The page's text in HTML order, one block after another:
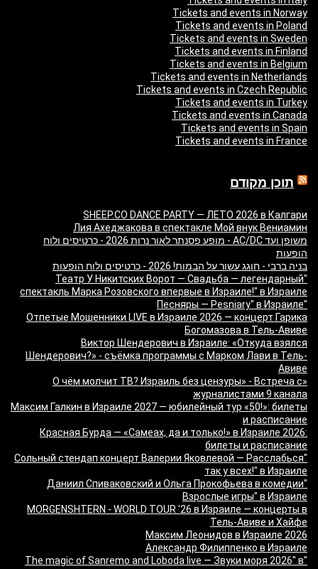
Tickets and events in Norway
Tickets and events in Poland
Tickets and events in Sweden
Tickets and events in Finland
Tickets and events in Belgium
Tickets and events in Netherlands
Tickets and events in Czech Republic
Tickets and events in Turkey
Tickets and events in Canada
Tickets and events in Spain
Tickets and events in France
תוכן מקודם
SHEEP.CO DANCE PARTY — ЛЕТО 2026 в Калгари
Лия Ахеджакова в спектакле Мой внук Вениамин
משופן ועד AC/DC - מופע פסנתר לאור נרות 2026 - כרטיסים ולוח
הופעות
בניה ברבי - חוגג עשור על הבמות! 2026 - כרטיסים ולוח הופעות
"Театр У Никитских Ворот — Свадьба — легендарный
спектакль Марка Розовского впервые в Израиле!" в Израиле
"Песняры — Pesniary" в Израиле
Отпетые Мошенники LIVE в Израиле 2026 — концерт Гарика
Богомазова в Тель-Авиве
Виктор Шендерович в Израиле: «Откуда взялся
Шендерович?» - съёмка программы с Марком Лави в Тель-
Авиве
«О чём молчит ТВ? Израиль без цензуры» - Встреча с
журналистами 9 канала
Максим Галкин в Израиле 2027 — юбилейный тур «50!»: билеты
и расписание
Красная Бурда — «Самеах, да и только!» в Израиле 2026:
билеты и расписание
"Сольный стендап концерт Валерии Яковлевой — Расслабься
так у всех!" в Израиле
"Даниил Спиваковский и Ольга Прокофьева в комедии
Взрослые игры" в Израиле
MORGENSHTERN - WORLD TOUR '26 в Израиле — концерты в
Тель-Авиве и Хайфе
Максим Леонидов в Израиле 2026
Александр Филиппенко в Израиле
"The magic of Sanremo and Loboda live — Звуки моря 2026" в